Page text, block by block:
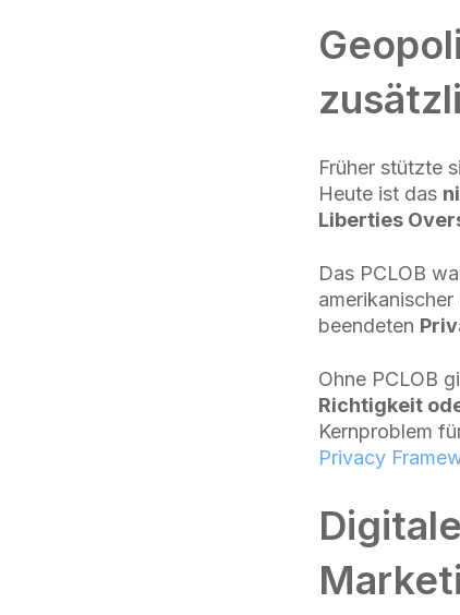
Früher stützte
Heute ist das
Liberties
Das PCLOB
beendeten
Ohne PCLOB
Richtigkeit
Kernproblem
Privacy